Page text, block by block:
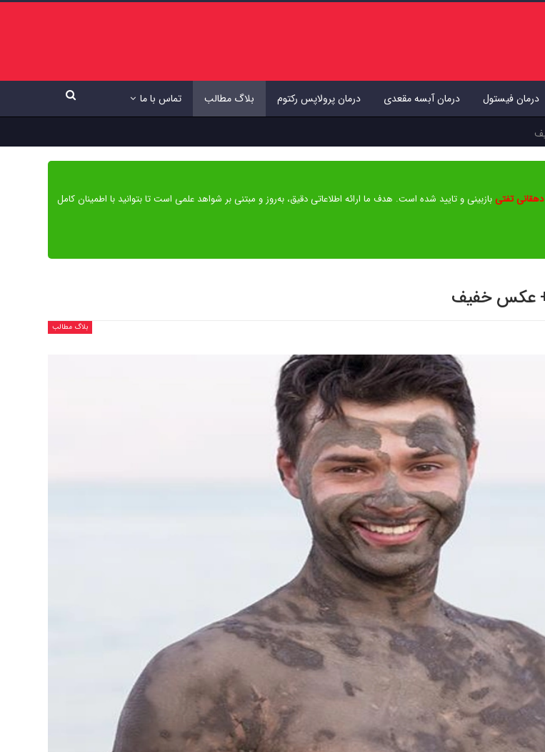
درمان فیستول درمان آبسه مقعدی درمان پرولاپس رکتوم بلاگ مطالب تماس با ما
تفتی بازبینی و تایید شده است. هدف ما ارائه اطلاعاتی دقیق، به‌روز و مبتنی بر شواهد علمی است تا بتوانید با اطمینان کامل
+ عکس خفیف
بلاگ مطالب